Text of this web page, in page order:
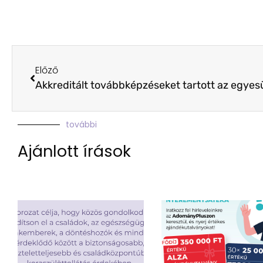
Előző
további
Ajánlott írások